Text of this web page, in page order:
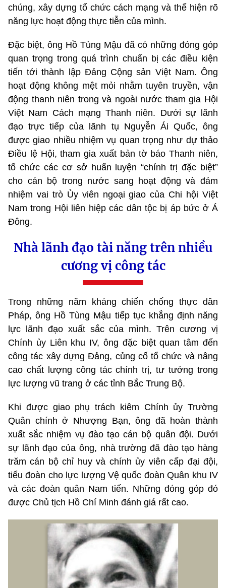
chúng, xây dựng tổ chức cách mạng và thể hiện rõ
năng lực hoạt động thực tiễn của mình.
Đặc biệt, ông Hồ Tùng Mậu đã có những đóng góp
quan trọng trong quá trình chuẩn bị các điều kiện
tiến tới thành lập Đảng Cộng sản Việt Nam. Ông
hoạt động không mệt mỏi nhằm tuyên truyền, vận
động thanh niên trong và ngoài nước tham gia Hội
Việt Nam Cách mạng Thanh niên. Dưới sự lãnh
đạo trực tiếp của lãnh tụ Nguyễn Ái Quốc, ông
được giao nhiều nhiệm vụ quan trọng như dự thảo
Điều lệ Hội, tham gia xuất bản tờ báo Thanh niên,
tổ chức các cơ sở huấn luyện “chính trị đặc biệt”
cho cán bộ trong nước sang hoạt động và đảm
nhiệm vai trò Ủy viên ngoại giao của Chi hội Việt
Nam trong Hội liên hiệp các dân tộc bị áp bức ở Á
Đông.
Nhà lãnh đạo tài năng trên nhiều
cương vị công tác
Trong những năm kháng chiến chống thực dân
Pháp, ông Hồ Tùng Mậu tiếp tục khẳng định năng
lực lãnh đạo xuất sắc của mình. Trên cương vị
Chính ủy Liên khu IV, ông đặc biệt quan tâm đến
công tác xây dựng Đảng, củng cố tổ chức và nâng
cao chất lượng công tác chính trị, tư tưởng trong
lực lượng vũ trang ở các tỉnh Bắc Trung Bộ.
Khi được giao phụ trách kiêm Chính ủy Trường
Quân chính ở Nhượng Bạn, ông đã hoàn thành
xuất sắc nhiệm vụ đào tạo cán bộ quân đội. Dưới
sự lãnh đạo của ông, nhà trường đã đào tạo hàng
trăm cán bộ chỉ huy và chính ủy viên cấp đại đội,
tiểu đoàn cho lực lượng Vệ quốc đoàn Quân khu IV
và các đoàn quân Nam tiến. Những đóng góp đó
được Chủ tịch Hồ Chí Minh đánh giá rất cao.